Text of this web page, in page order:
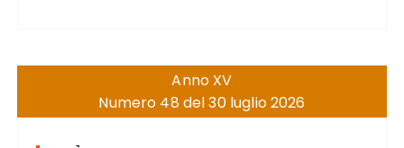
Anno XV
Numero 48 del 30 luglio 2026